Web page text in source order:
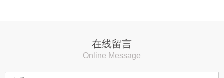
在线留言
Online Message